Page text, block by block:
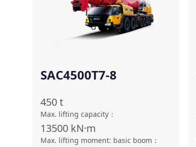
SAC4500T7-8
450t
Max. lifting capacity ：
13500 kN·m
Max. lifting moment: basic boom ：